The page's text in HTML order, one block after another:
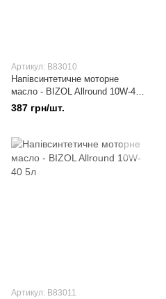
Артикул: B83010
Напівсинтетичне моторне
масло - BIZOL Allround 10W-40
1л
387 грн/шт.
Артикул: B83011